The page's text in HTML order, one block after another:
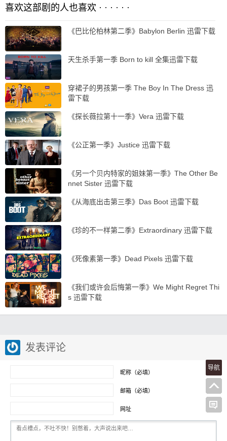
喜欢这部剧的人也喜欢 · · · · · ·
《巴比伦柏林第二季》Babylon Berlin 迅雷下载
天生杀手第一季 Born to kill 全集迅雷下载
穿裙子的男孩第一季 The Boy In The Dress 迅
雷下载
《探长薇拉第十一季》Vera 迅雷下载
《公正第一季》Justice 迅雷下载
《另一个贝内特家的姐妹第一季》The Other Be
nnet Sister 迅雷下载
《从海底出击第三季》Das Boot 迅雷下载
《珍的不一样第二季》Extraordinary 迅雷下载
《死像素第一季》Dead Pixels 迅雷下载
《我们或许会后悔第一季》We Might Regret Thi
s 迅雷下载
发表评论
昵称（必填）
邮箱（必填）
网址
导航